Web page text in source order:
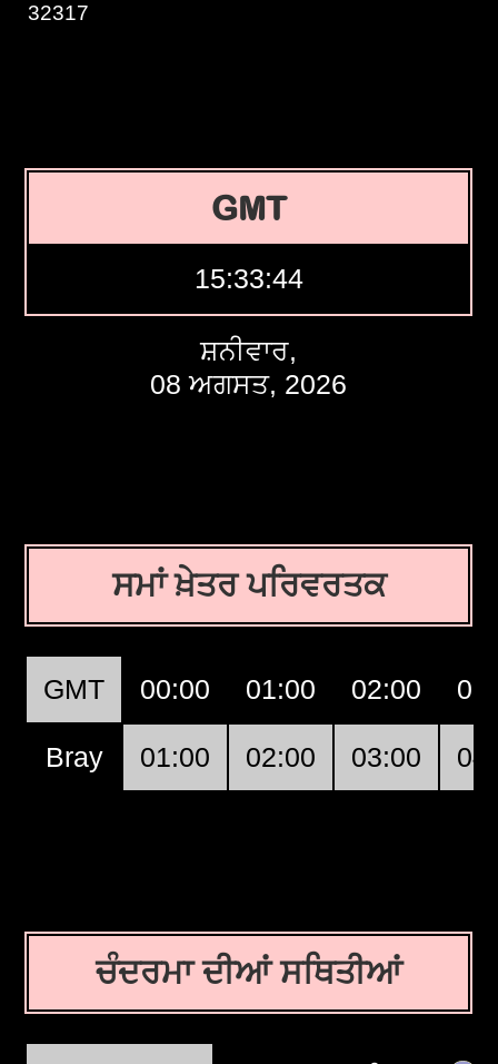
32317
GMT
15:33:45
ਸ਼ਨੀਵਾਰ,
08 ਅਗਸਤ, 2026
ਸਮਾਂ ਖ਼ੇਤਰ ਪਰਿਵਰਤਕ
GMT 00:00 01:00 02:00
Bray 01:00 02:00 03:00
ਚੰਦਰਮਾ ਦੀਆਂ ਸਥਿਤੀਆਂ